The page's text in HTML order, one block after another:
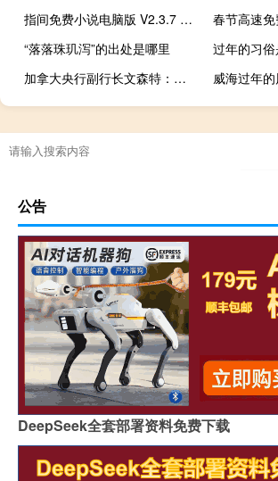
指间免费小说电脑版 V2.3.7 PC免费版（指间免费小说电脑版 V2.3.7 PC免费版功能简介）
春节高速
“落落珠玑泻”的出处是哪里
过年的习
加拿大央行副行长文森特：在定价行为恢复正常之前我们还有很长的路要走
威海过年
公告
DeepSeek全套部署资料免费下载